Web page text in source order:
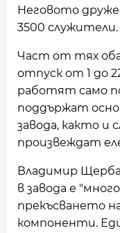
Неговото
3500 служители.
Част от тях
отпуск от 1 до
работят само
поддържат
завода, както
произвеждат
Владимир
в завода е
прекъсването
компоненти.